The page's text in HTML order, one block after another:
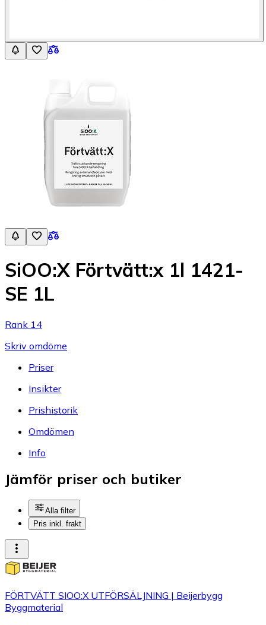
SiOO:X Förtvätt:x 1l 1421-
SE 1L
Rank 14
Skriv omdöme
Priser
Insikter
Prishistorik
Omdömen
Info
Jämför priser och butiker
Alla filter
Pris inkl. frakt
FÖRTVÄTT SIOO:X UTFÖRSÄLJNING | Beijerbygg
Byggmaterial